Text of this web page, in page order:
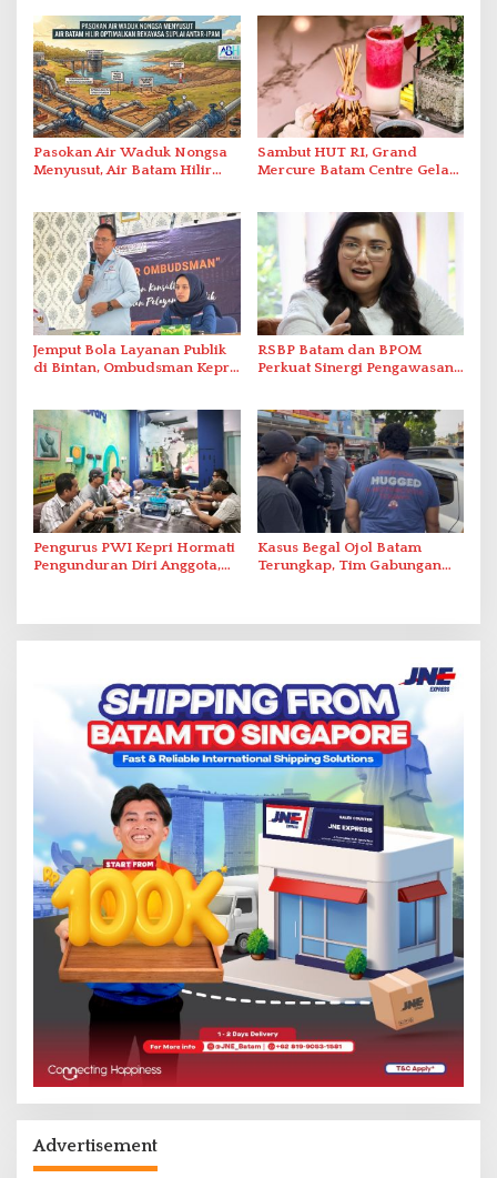
Pasokan Air Waduk Nongsa
Menyusut, Air Batam Hilir
Sambut HUT RI, Grand
Mercure Batam Centre Gelar
Jemput Bola Layanan Publik
di Bintan, Ombudsman Kepri
RSBP Batam dan BPOM
Perkuat Sinergi Pengawasan
Pengurus PWI Kepri Hormati
Pengunduran Diri Anggota,
Kasus Begal Ojol Batam
Terungkap, Tim Gabungan
Advertisement